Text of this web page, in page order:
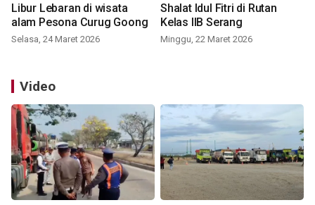
Libur Lebaran di wisata
alam Pesona Curug Goong
Selasa, 24 Maret 2026
Shalat Idul Fitri di Rutan
Kelas IIB Serang
Minggu, 22 Maret 2026
Video